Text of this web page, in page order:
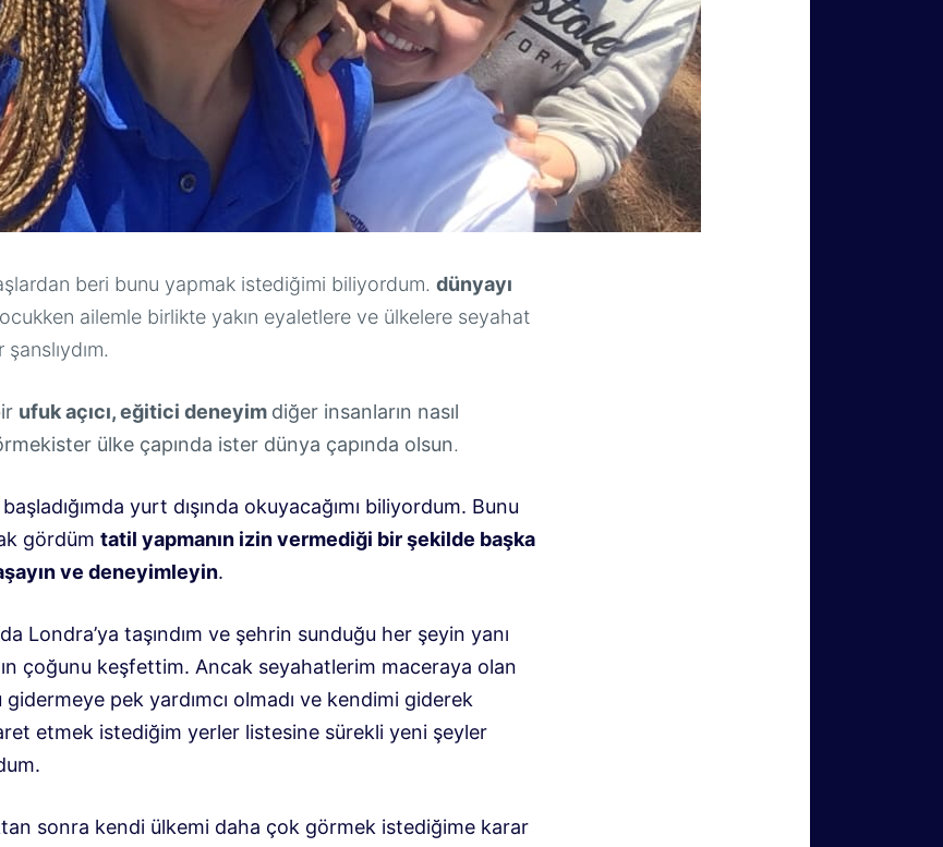
beri bunu yapmak istediğimi biliyordum. dünyayı
ailemle birlikte yakın eyaletlere ve ülkelere seyahat
ufuk açıcı, eğitici deneyim diğer insanların nasıl
ister ülke çapında ister dünya çapında olsun.
yurt dışında okuyacağımı biliyordum. Bunu
gördüm tatil yapmanın izin vermediği bir şekilde başka
ve deneyimleyin.
Londra’ya taşındım ve şehrin sunduğu her şeyin yanı
çoğunu keşfettim. Ancak seyahatlerim maceraya olan
gidermeye pek yardımcı olmadı ve kendimi giderek
etmek istediğim yerler listesine sürekli yeni şeyler
sonra kendi ülkemi daha çok görmek istediğime karar